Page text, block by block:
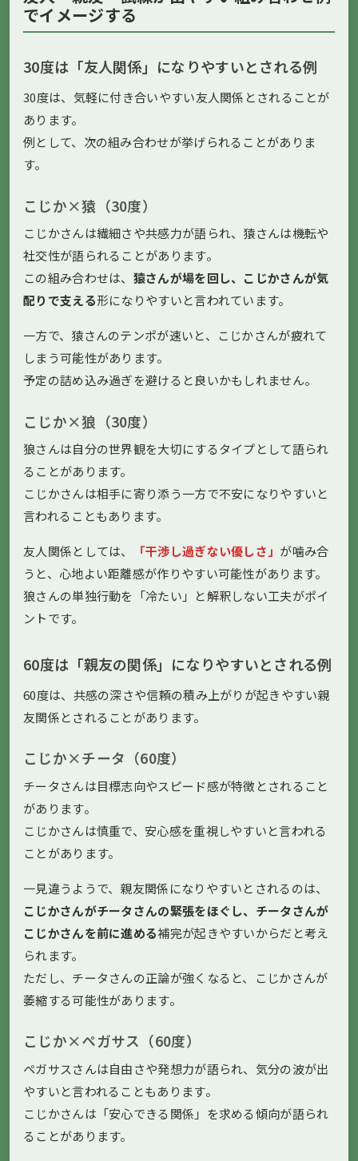
でイメージする
30度は「友人関係」になりやすいとされる例
30度は、気軽に付き合いやすい友人関係とされることが
あります。
例として、次の組み合わせが挙げられることがありま
す。
こじか×猿（30度）
こじかさんは繊細さや共感力が語られ、猿さんは機転や
社交性が語られることがあります。
この組み合わせは、 猿さんが場を回し、こじかさんが気
配りで支える形になりやすいと言われています。
一方で、猿さんのテンポが速いと、こじかさんが疲れて
しまう可能性があります。
予定の詰め込み過ぎを避けると良いかもしれません。
こじか×狼（30度）
狼さんは自分の世界観を大切にするタイプとして語られ
ることがあります。
こじかさんは相手に寄り添う一方で不安になりやすいと
言われることもあります。
友人関係としては、 「干渉し過ぎない優しさ」 が噛み合
うと、心地よい距離感が作りやすい可能性があります。
狼さんの単独行動を「冷たい」と解釈しない工夫がポイ
ントです。
60度は「親友の関係」になりやすいとされる例
60度は、共感の深さや信頼の積み上がりが起きやすい親
友関係とされることがあります。
こじか×チータ（60度）
チータさんは目標志向やスピード感が特徴とされること
があります。
こじかさんは慎重で、安心感を重視しやすいと言われる
ことがあります。
一見違うようで、親友関係になりやすいとされるのは、
こじかさんがチータさんの緊張をほぐし、チータさんが
こじかさんを前に進める補完が起きやすいからだと考え
られます。
ただし、チータさんの正論が強くなると、こじかさんが
萎縮する可能性があります。
こじか×ペガサス（60度）
ペガサスさんは自由さや発想力が語られ、気分の波が出
やすいと言われることもあります。
こじかさんは「安心できる関係」を求める傾向が語られ
ることがあります。